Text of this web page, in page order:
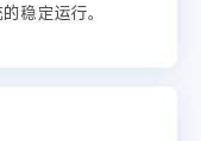
稳定运行。